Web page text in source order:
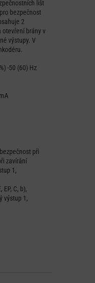
lišt
bezpečnost
2
otevření brány v
výstupy. V
-50 (60) Hz
při
zavírání
1,
EP, C, b),
výstup 1,